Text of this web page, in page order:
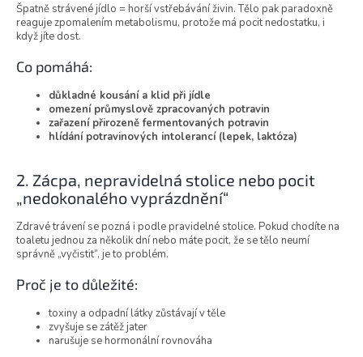
Špatně strávené jídlo = horší vstřebávání živin. Tělo pak paradoxně
reaguje zpomalením metabolismu, protože má pocit nedostatku, i
když jíte dost.
Co pomáhá:
důkladné kousání a klid při jídle
omezení průmyslově zpracovaných potravin
zařazení přirozeně fermentovaných potravin
hlídání potravinových intolerancí (lepek, laktóza)
2. Zácpa, nepravidelná stolice nebo pocit
„nedokonalého vyprázdnění“
Zdravé trávení se pozná i podle pravidelné stolice. Pokud chodíte na
toaletu jednou za několik dní nebo máte pocit, že se tělo neumí
správně „vyčistit“, je to problém.
Proč je to důležité:
toxiny a odpadní látky zůstávají v těle
zvyšuje se zátěž jater
narušuje se hormonální rovnováha